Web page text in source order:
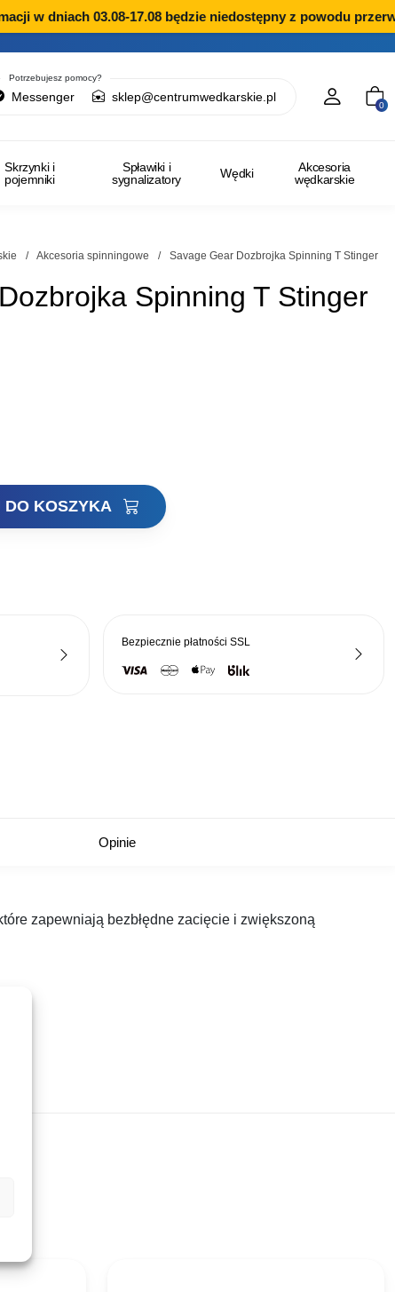
w dniach 03.08-17.08 będzie niedostępny z powodu
Potrzebujesz pomocy?
Messenger sklep@centrumwedkarskie.pl
0
Skrzynki i
pojemniki
Spławiki i
sygnalizatory
Wędki
Akcesoria
wędkarskie
/ Akcesoria spinningowe /
Savage Gear Dozbrojka Spinning T Stinger
Spinning T Stinger
DO KOSZYKA
Bezpiecznie płatnościSSL
Opinie
zapewniają bezbłędne zacięcie i zwiększoną